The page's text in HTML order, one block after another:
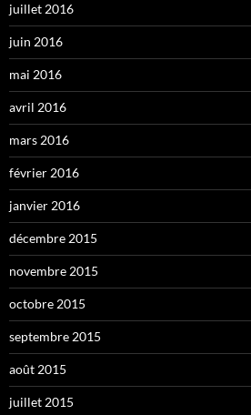
juillet 2016
juin 2016
mai 2016
avril 2016
mars 2016
février 2016
janvier 2016
décembre 2015
novembre 2015
octobre 2015
septembre 2015
août 2015
juillet 2015